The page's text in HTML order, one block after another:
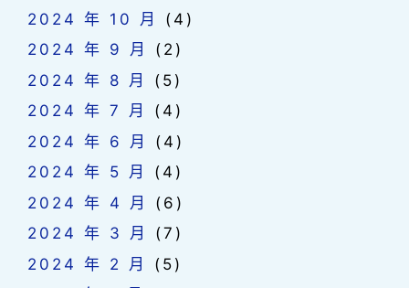
2024 年 10 月
(4)
2024 年 9 月
(2)
2024 年 8 月
(5)
2024 年 7 月
(4)
2024 年 6 月
(4)
2024 年 5 月
(4)
2024 年 4 月
(6)
2024 年 3 月
(7)
2024 年 2 月
(5)